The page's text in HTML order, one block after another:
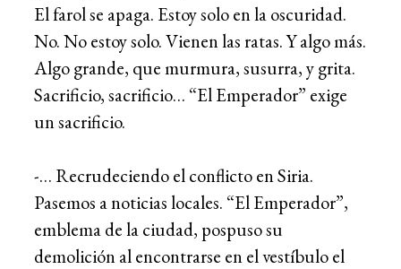
El farol se apaga. Estoy solo en la oscuridad.
No. No estoy solo. Vienen las ratas. Y algo más.
Algo grande, que murmura, susurra, y grita.
Sacrificio, sacrificio… “El Emperador” exige
un sacrificio.
-… Recrudeciendo el conflicto en Siria.
Pasemos a noticias locales. “El Emperador”,
emblema de la ciudad, pospuso su
demolición al encontrarse en el vestíbulo el